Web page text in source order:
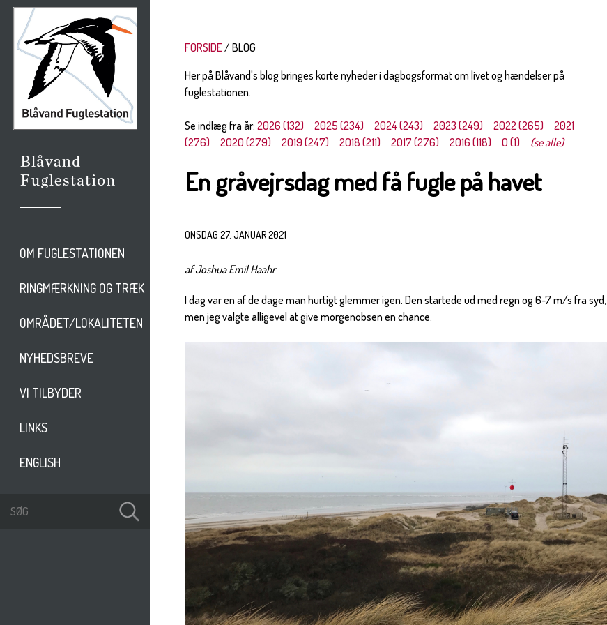
OM FUGLESTATIONEN
RINGMÆRKNING OG TRÆK
OMRÅDET/LOKALITETEN
NYHEDSBREVE
VI TILBYDER
LINKS
ENGLISH
FORSIDE
BLOG
Her på Blåvand's blog bringes korte nyheder i dagbogsformat om livet og hændelser på
fuglestationen.
Se indlæg fra år:2026 (132) 2025 (234) 2024 (243) 2023 (249) 2022 (265)
2021
(276)
2020 (279) 2019 (247) 2018 (211) 2017 (276) 2016 (118) 0 (1) (se alle)
En gråvejrsdag med få fugle på havet
ONSDAG 27. JANUAR 2021
af Joshua Emil Haahr
I dag var en af de dage man hurtigt glemmer igen. Den startede ud med regn og 6-7 m/s fra syd,
men jeg valgte alligevel at give morgenobsen en chance.